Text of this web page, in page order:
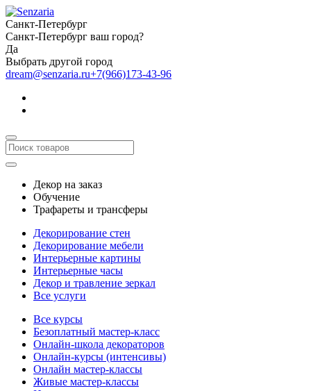
Санкт-Петербург
Санкт-Петербург ваш город?
Да
Выбрать другой город
dream@senzaria.ru+7(966)173-43-96
Декор на заказ
Обучение
Трафареты и трансферы
Декорирование стен
Декорирование мебели
Интерьерные картины
Интерьерные часы
Декор и травление зеркал
Все услуги
Все курсы
Безоплатный мастер-класс
Онлайн-школа декораторов
Онлайн-курсы (интенсивы)
Онлайн мастер-классы
Живые мастер-классы